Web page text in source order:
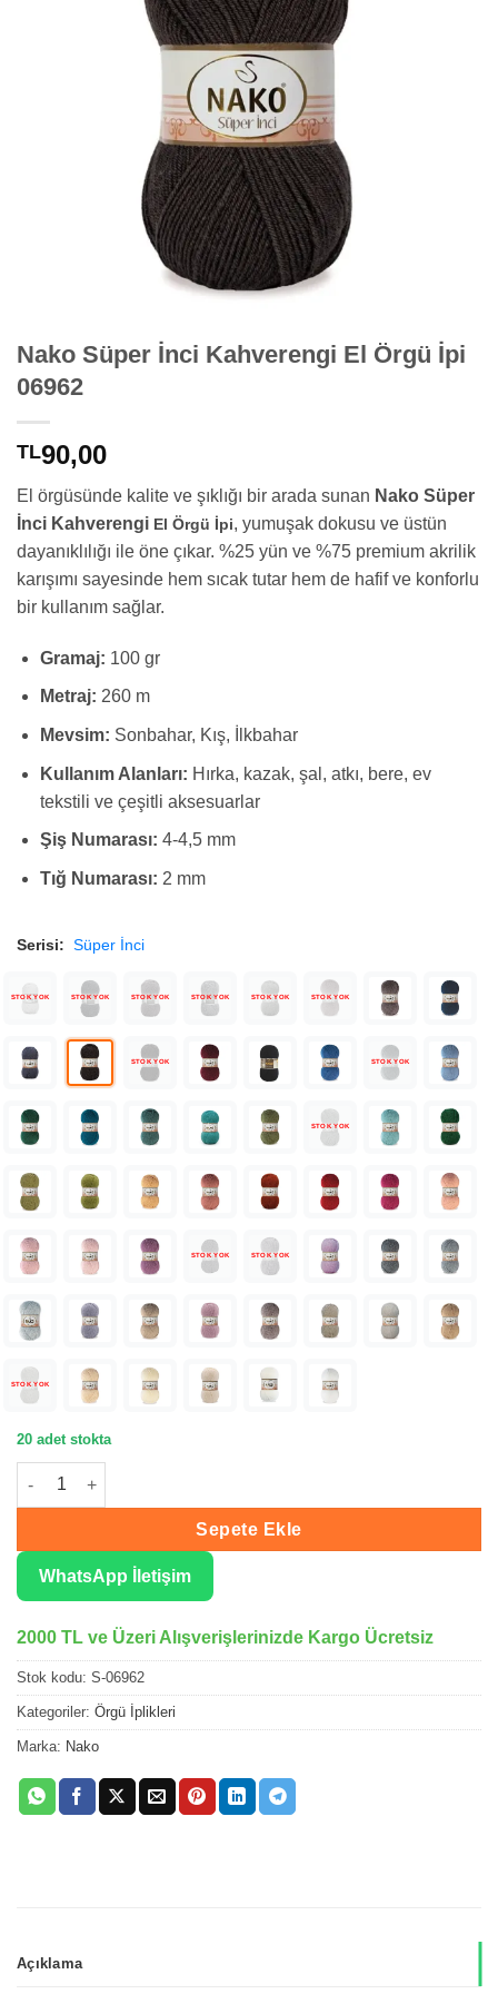
Nako Süper İnci Kahverengi El Örgü İpi
06962
TL90,00
El örgüsünde kalite ve şıklığı bir arada sunan Nako Süper
İnci Kahverengi El Örgü İpi, yumuşak dokusu ve üstün
dayanıklılığı ile öne çıkar. %25 yün ve %75 premium akrilik
karışımı sayesinde hem sıcak tutar hem de hafif ve konforlu
bir kullanım sağlar.
Gramaj: 100 gr
Metraj: 260 m
Mevsim: Sonbahar, Kış, İlkbahar
Kullanım Alanları: Hırka, kazak, şal, atkı, bere, ev
tekstili ve çeşitli aksesuarlar
Şiş Numarası: 4-4,5 mm
Tığ Numarası: 2 mm
Serisi: Süper İnci
STOK YOK STOK YOK STOK YOK STOK YOK STOK YOK STOK YOK
STOK YOK STOK YOK
STOK YOK
STOK YOK STOK YOK
STOK YOK
20 adet stokta
Nako Süper İnci Kahverengi El Örgü İpi 06962 adet
Sepete Ekle
WhatsApp İletişim
2000 TL ve Üzeri Alışverişlerinizde Kargo Ücretsiz
Stok kodu: S-06962
Kategoriler: Örgü İplikleri
Marka: Nako
Açıklama